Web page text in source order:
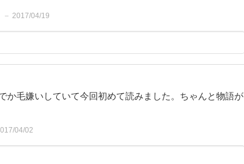
2017/04/19
か毛嫌いしていて今回初めて読みました。ちゃんと物語が
04/02